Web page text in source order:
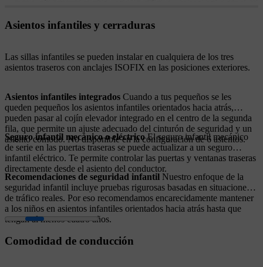
Asientos infantiles y cerraduras
Las sillas infantiles se pueden instalar en cualquiera de los tres
asientos traseros con anclajes ISOFIX en las posiciones exteriores.
Asientos infantiles integrados
queden pequeños los asientos infantiles orientados hacia atrás,
pueden pasar al cojín elevador integrado en el centro de la segunda
fila, que permite un ajuste adecuado del cinturón de seguridad y un
asiento cómodo. No disponible en la configuración de 6 asientos.
Seguro infantil mecánico o eléctricoEl seguro infantil mecánico
de serie en las puertas traseras se puede actualizar a un seguro
infantil eléctrico. Te permite controlar las puertas y ventanas traseras
directamente desde el asiento del conductor.
Recomendaciones de seguridad infantil
seguridad infantil incluye pruebas rigurosas basadas en situaciones
de tráfico reales. Por eso recomendamos encarecidamente mantener
a los niños en asientos infantiles orientados hacia atrás hasta que
tengan al menos cuatro años.
Comodidad de conducción